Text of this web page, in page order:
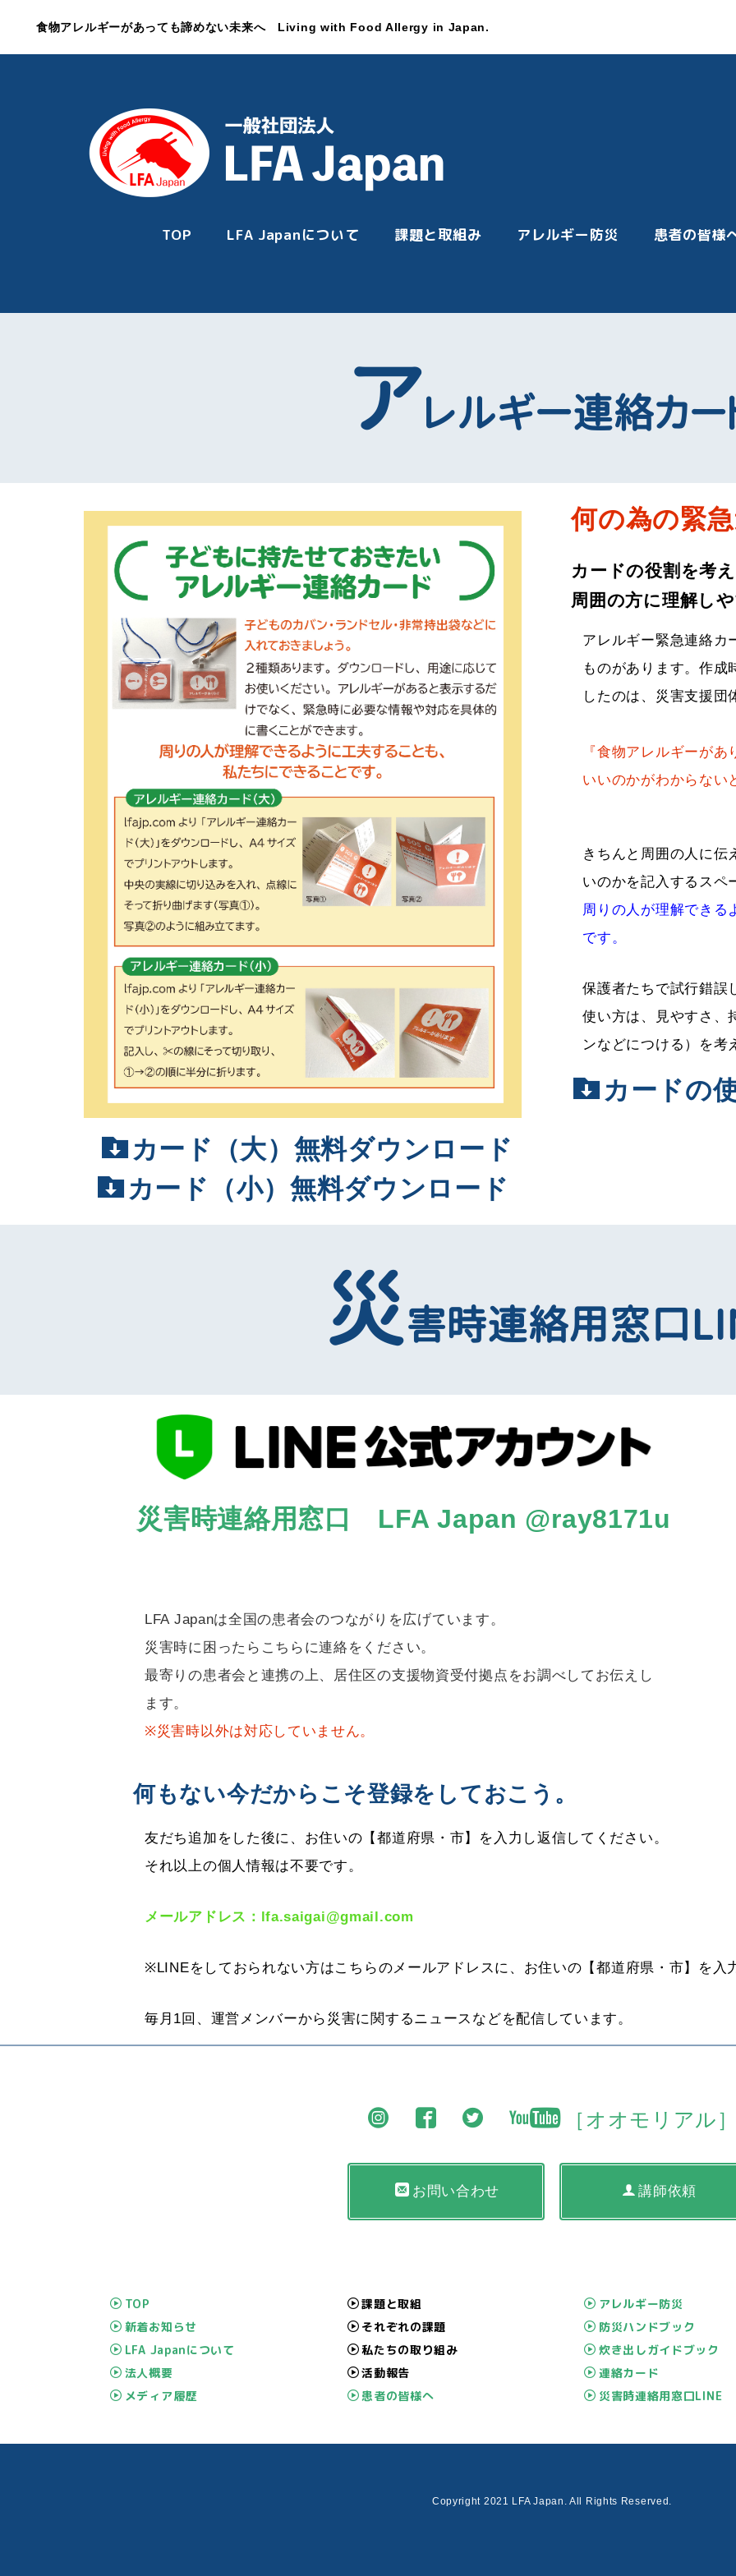
食物アレルギーがあっても諦めない未来へ Living with Food Allergy in Japan.
TOP LFA Japanについて 課題と取組み アレルギー防災 患者の皆様
アレルギー連絡カー
カード（大）無料ダウンロード
カード（小）無料ダウンロード
何の為の緊
カードの役割を考え
周囲の方に理解し
アレルギー緊急連絡カ
ものがあります。作成
したのは、災害支援団
『食物アレルギーが
いいのかがわからない
きちんと周囲の人に伝
いのかを記入するスペ
周りの人が理解できる
です。
保護者たちで試行錯誤
使い方は、見やすさ、
ンなどにつける）を考
カードの
災害時連絡用窓口
災害時連絡用窓口 LFA Japan @ray8171u
LFA Japanは全国の患者会のつながりを広げています。
災害時に困ったらこちらに連絡をください。
最寄りの患者会と連携の上、居住区の支援物資受付拠点をお調べしてお伝えし
ます。
※災害時以外は対応していません。
何もない今だからこそ登録をしておこう。
友だち追加をした後に、お住いの【都道府県・市】を入力し返信してください。
それ以上の個人情報は不要です。
メールアドレス：lfa.saigai@gmail.com
※LINEをしておられない方はこちらのメールアドレスに、お住いの【都道府県・市】を入
毎月1回、運営メンバーから災害に関するニュースなどを配信しています。
［オオモリアル
お問い合わせ 講師依頼
TOP
新着お知らせ
LFA Japanについて
法人概要
メディア履歴
課題と取組
それぞれの課題
私たちの取り組み
活動報告
患者の皆様へ
アレルギー防災
防災ハンドブック
炊き出しガイドブック
連絡カード
災害時連絡用窓口LINE
Copyright 2021 LFA Japan. All Rights Reserved.